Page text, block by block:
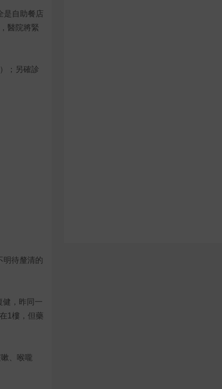
是自助餐店
醫院將緊
；另確診
明待釐清的
健，昨同一
1樓，但藥
、喉嚨